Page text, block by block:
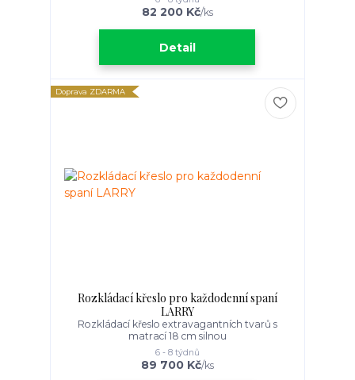
82 200 Kč/ks
Detail
Doprava ZDARMA
Rozkládací křeslo pro každodenní spaní
LARRY
Rozkládací křeslo extravagantních tvarů s
matrací 18 cm silnou
89 700 Kč/ks
6 - 8 týdnů